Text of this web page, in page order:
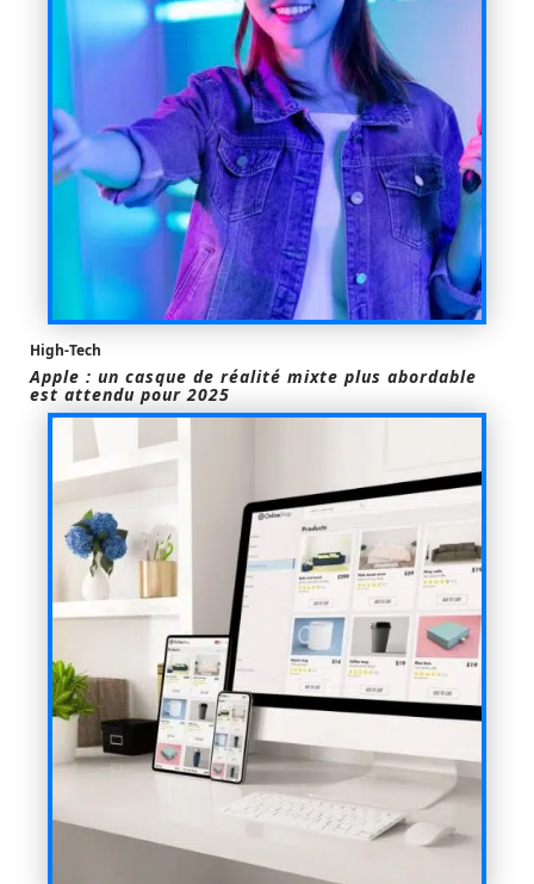
High-Tech
Apple : un casque de réalité mixte plus abordable
est attendu pour 2025